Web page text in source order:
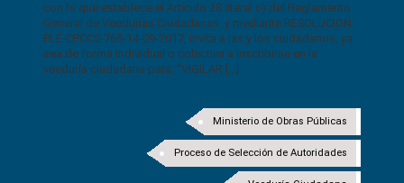
con lo que establece el Artículo 28 literal c) del Reglamento
General de Veedurías Ciudadanas y mediante RESOLUCION
PLE-CPCCS-765-14-09-2017, invita a las y los ciudadanos, ya
sea de forma individual o colectiva a inscribirse en la
veeduría ciudadana para: “VIGILAR […]
Ministerio de Obras Públicas
Proceso de Selección de Autoridades